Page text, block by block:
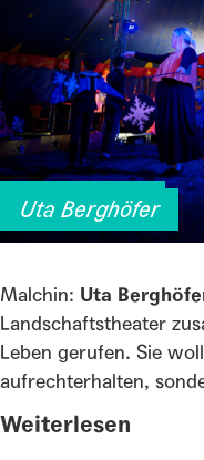
Uta Berghöfer
Moortheater
Malchin: Uta
Landschaftstheater
Leben gerufen. Sie
aufrechterhalten,
Weiterlesen